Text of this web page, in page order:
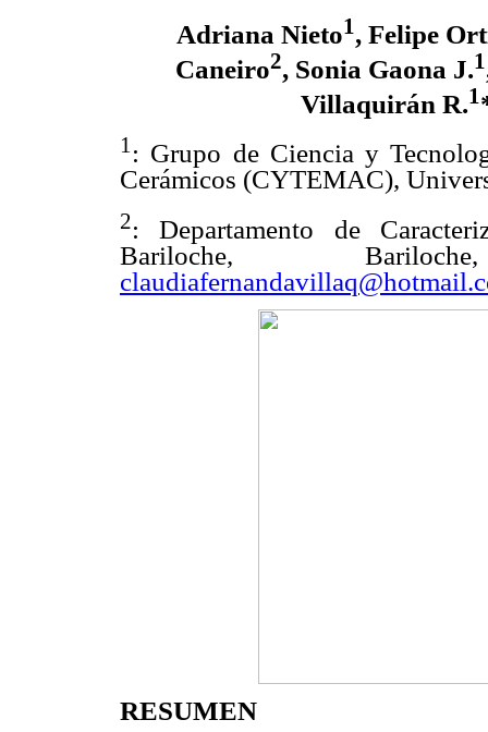
Adriana Nieto1 , Felipe
Caneiro2, Sonia Gaona J.1
Villaquirán R.1
1 : Grupo de Ciencia y
Cerámicos (CYTEMAC),
2: Departamento de
Bariloche,
RESUMEN